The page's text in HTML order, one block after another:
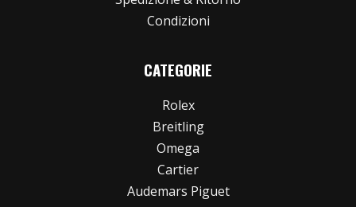
Condizioni
CATEGORIE
Rolex
Breitling
Omega
Cartier
Audemars Piguet